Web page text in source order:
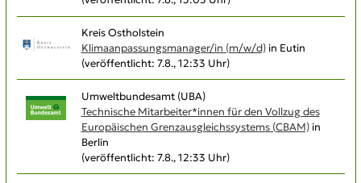
Kreis Ostholstein
Klimaanpassungsmanager/in (m/w/d)in Eutin
(veröffentlicht: 7.8., 12:33 Uhr)
Umweltbundesamt (UBA)
Technische Mitarbeiter*innen für den Vollzug des
Europäischen Grenzausgleichs­systems (CBAM)in
Berlin
(veröffentlicht: 7.8., 12:33 Uhr)